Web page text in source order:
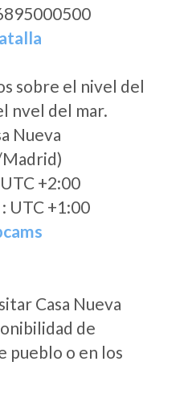
sobre el nivel del
nvel del mar.
Nueva
+2:00
UTC +1:00
Casa Nueva
de
pueblo o en los